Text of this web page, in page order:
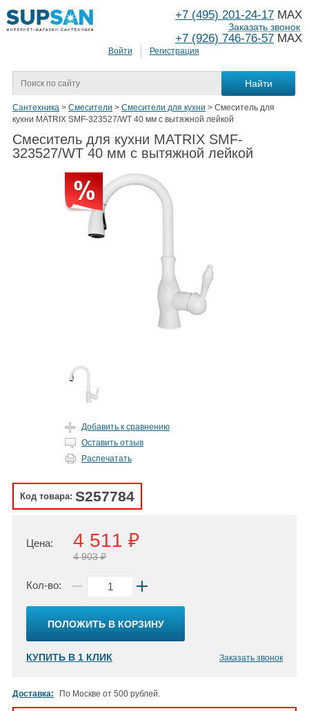
Войти Регистрация
+7 (495) 201-24-17 MAX
+7 (926) 746-76-57 MAX
Заказать звонок
Сантехника > Смесители > Смесители для кухни > Смеситель для
кухни MATRIX SMF-323527/WT 40 мм с вытяжной лейкой
Смеситель для кухни MATRIX SMF-
323527/WT 40 мм с вытяжной лейкой
Добавить к сравнению
Оставить отзыв
Распечатать
Код товара: S257784
Цена: 4 511 ₽
4 903 ₽
Кол-во:
ПОЛОЖИТЬ В КОРЗИНУ
КУПИТЬ В 1 КЛИК Заказать звонок
Доставка: По Москве от 500 рублей.